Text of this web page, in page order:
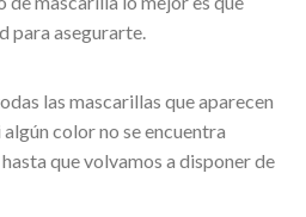
para asegurarte.
las mascarillas que aparecen
color no se encuentra
que volvamos a disponer de